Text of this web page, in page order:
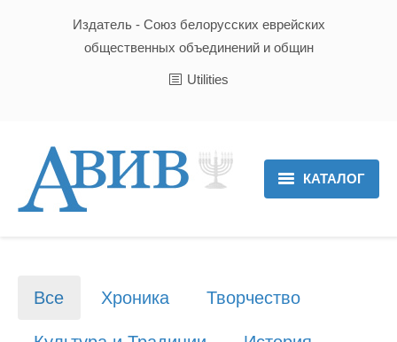
Издатель - Союз белорусских еврейских
общественных объединений и общин
Utilities
КАТАЛОГ
Культура и Традиции
Все Хроника Творчество